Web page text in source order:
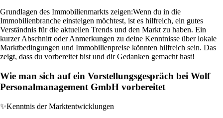
Grundlagen des Immobilienmarkts zeigen:Wenn du in die
Immobilienbranche einsteigen möchtest, ist es hilfreich, ein gutes
Verständnis für die aktuellen Trends und den Markt zu haben. Ein
kurzer Abschnitt oder Anmerkungen zu deine Kenntnisse über lokale
Marktbedingungen und Immobilienpreise könnten hilfreich sein. Das
zeigt, dass du vorbereitet bist und dir Gedanken gemacht hast!
Wie man sich auf ein Vorstellungsgespräch bei Wolf
Personalmanagement GmbH vorbereitet
✨Kenntnis der Marktentwicklungen